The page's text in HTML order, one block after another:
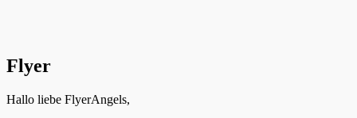
Flyer
Hallo liebe FlyerAngels,